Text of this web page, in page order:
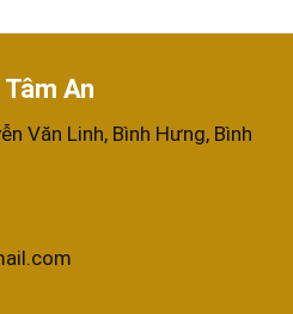
An
Văn Linh, Bình Hưng, Bình